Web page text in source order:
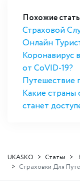
Похожие
Страховой
Онлайн
Коронавирус
от CoVID-19?
Путешествие
Какие страны
станет
UKASKO Статьи
Страховки Для